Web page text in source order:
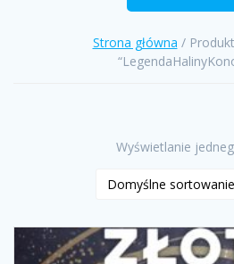
Strona główna /
Wyświetlanie